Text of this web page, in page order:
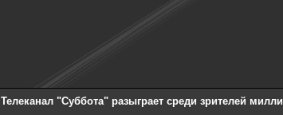
Телеканал "Суббота" разыграет среди зрителей